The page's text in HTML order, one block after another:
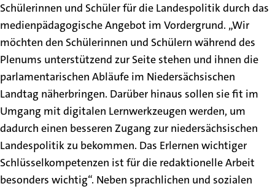
Schülerinnen und Schüler für die Landespolitik durch das
medienpädagogische Angebot im Vordergrund. „Wir
möchten den Schülerinnen und Schülern während des
Plenums unterstützend zur Seite stehen und ihnen die
parlamentarischen Abläufe im Niedersächsischen
Landtag näherbringen. Darüber hinaus sollen sie fit im
Umgang mit digitalen Lernwerkzeugen werden, um
dadurch einen besseren Zugang zur niedersächsischen
Landespolitik zu bekommen. Das Erlernen wichtiger
Schlüsselkompetenzen ist für die redaktionelle Arbeit
besonders wichtig“. Neben sprachlichen und sozialen